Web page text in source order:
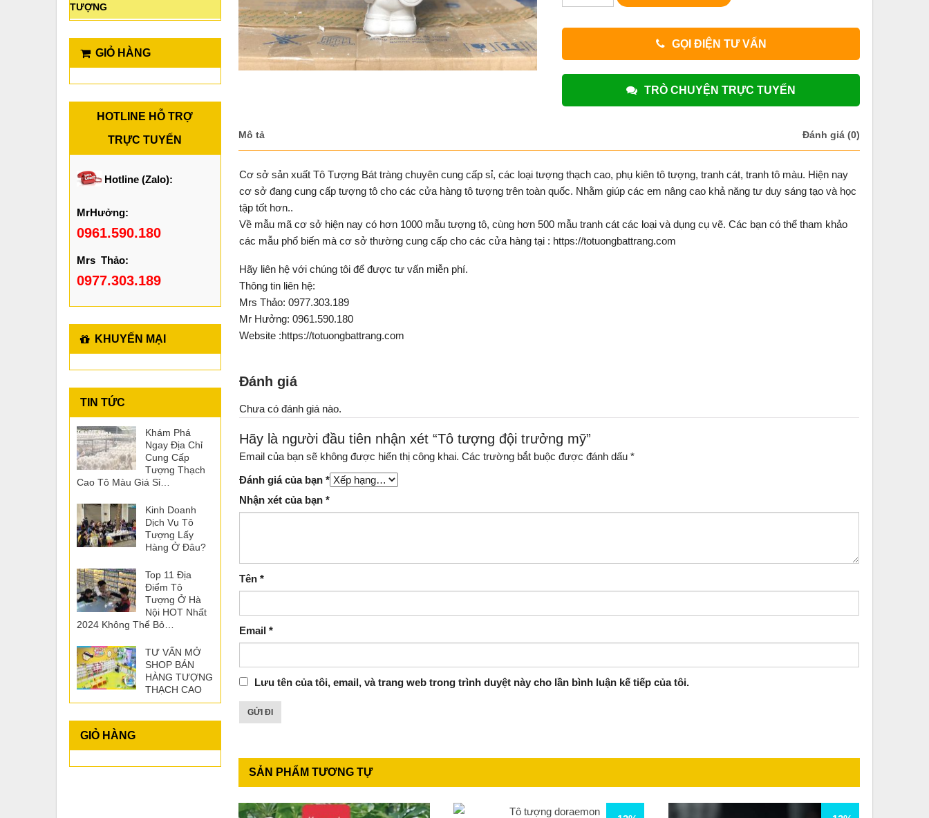
tượng
mỹ
số
GỌI ĐIỆN TƯ VẤN
TRÒ CHUYỆN TRỰC TUYẾN
Mô tả Đánh giá (0)
Cơ sở sản xuất Tô Tượng Bát tràng chuyên cung cấp sỉ, các loại tượng thạch cao, phụ kiên tô tượng, tranh cát, tranh tô màu. Hiện nay
cơ sở đang cung cấp tượng tô cho các cửa hàng tô tượng trên toàn quốc. Nhằm giúp các em nâng cao khả năng tư duy sáng tạo và học
tập tốt hơn..
Về mẫu mã cơ sở hiện nay có hơn 1000 mẫu tượng tô, cùng hơn 500 mẫu tranh cát các loại và dụng cụ vẽ. Các bạn có thể tham khảo
các mẫu phổ biến mà cơ sở thường cung cấp cho các cửa hàng tại : https://totuongbattrang.com
Hãy liên hệ với chúng tôi để được tư vấn miễn phí.
Thông tin liên hệ:
Mrs Thảo: 0977.303.189
Mr Hưởng: 0961.590.180
Website :https://totuongbattrang.com
Đánh giá
Chưa có đánh giá nào.
Hãy là người đầu tiên nhận xét “Tô tượng đội trưởng mỹ”
Email của bạn sẽ không được hiển thị công khai. Các trường bắt buộc được đánh dấu*
Đánh giá của bạn*
Nhận xét của bạn*
Tên*
Email*
Lưu tên của tôi, email, và trang web trong trình duyệt này cho lần bình luận kế tiếp của tôi.
SẢN PHẨM TƯƠNG TỰ
TƯỢNG
GIỎ HÀNG
HOTLINE HỖ TRỢ
TRỰC TUYẾN
Hotline (Zalo):
MrHưởng:
0961.590.180
Mrs Thảo:
0977.303.189
KHUYẾN MẠI
TIN TỨC
Khám Phá
Ngay Địa Chỉ
Cung Cấp
Tượng Thạch
Cao Tô Màu Giá Sỉ…
Kinh Doanh
Dịch Vụ Tô
Tượng Lấy
Hàng Ở Đâu?
Top 11 Địa
Điểm Tô
Tượng Ở Hà
Nội HOT Nhất
2024 Không Thể Bỏ…
TƯ VẤN MỞ
SHOP BÁN
HÀNG TƯỢNG
THẠCH CAO
GIỎ HÀNG